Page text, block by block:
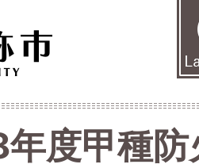
度甲種